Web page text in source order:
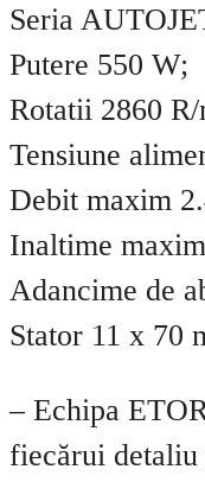
Seria
Putere 550 W;
Rotatii 2860
Tensiune
Debit maxim
Inaltime
Adancime de
Stator 11 x 70
– Echipa
fiecărui detaliu